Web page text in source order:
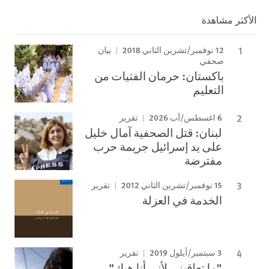
الأكثر مشاهدة
12 نوفمبر/تشرين الثاني 2018
بيان
صحفي
باكستان: حرمان الفتيات من
التعليم
6 اغسطس/آب 2026 تقرير
لبنان: قتل الصحفية آمال خليل
على يد إسرائيل جريمة حرب
مفترضة
15 نوفمبر/تشرين الثاني 2012 تقرير
الخدمة في العزلة
3 سبتمبر/أيلول 2019 تقرير